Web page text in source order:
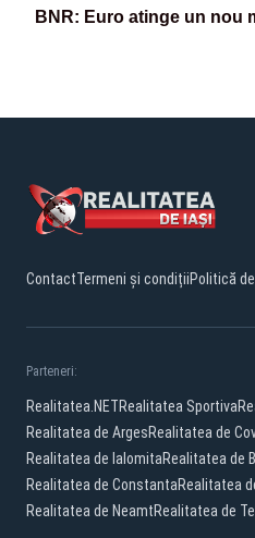
BNR: Euro atinge un nou
ContactTermeni și condițiiPolitică
Parteneri:
Realitatea.NETRealitatea Sportiva
Realitatea de ArgesRealitatea de
Realitatea de IalomitaRealitatea de
Realitatea de ConstantaRealitatea
Realitatea de NeamtRealitatea de